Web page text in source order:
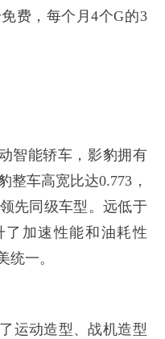
费，每个月4个G的3
智能轿车，影豹拥有
整车高宽比达0.773，
先同级车型。远低于
了加速性能和油耗性
统一。
运动造型、战机造型